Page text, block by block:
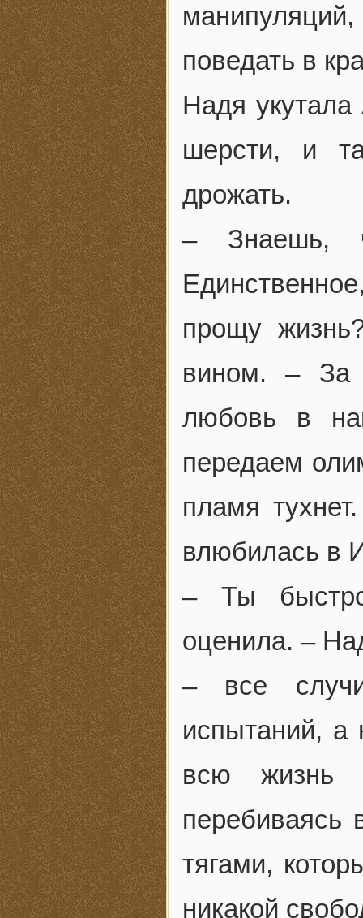
манипуляций,
поведать в
Надя
шерсти, и
дрожать.
– Знаешь,
прощу
вином. – За
любовь в
передаем
пламя
влюбилась в
– Ты
оценила. –
– все
испытаний, а
всю жизнь
перебиваясь
тягами,
никакой